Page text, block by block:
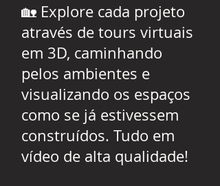
🏡 Explore cada projeto
através de tours virtuais
em 3D, caminhando
pelos ambientes e
visualizando os espaços
como se já estivessem
construídos. Tudo em
vídeo de alta qualidade!